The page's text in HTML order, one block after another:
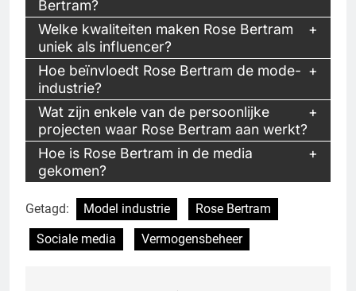
Bertram?
Welke kwaliteiten maken Rose Bertram
uniek als influencer?
Hoe beïnvloedt Rose Bertram de mode-
industrie?
Wat zijn enkele van de persoonlijke
projecten waar Rose Bertram aan werkt?
Hoe is Rose Bertram in de media
gekomen?
Getagd: Model industrie
Rose Bertram
Sociale media
Vermogensbeheer